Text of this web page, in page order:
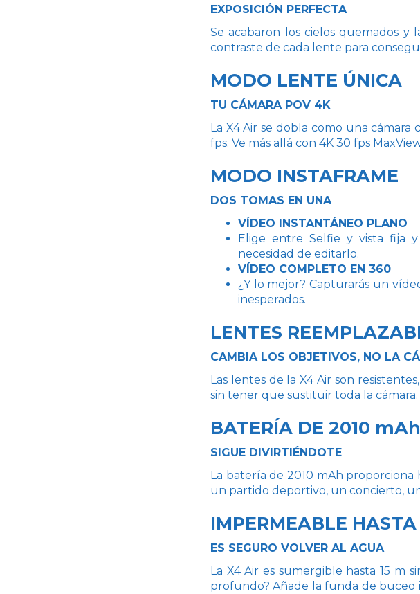
EXPOSICIÓN PERFECTA
Se acabaron los cielos quemados y
contraste de cada lente para
MODO LENTE ÚNICA
TU CÁMARA POV 4K
La X4 Air se dobla como una
fps. Ve más allá con 4K 30 fps
MODO INSTAFRAME
DOS TOMAS EN UNA
VÍDEO INSTANTÁNEO PLANO
Elige entre Selfie y vista fija
necesidad de editarlo.
VÍDEO COMPLETO EN 360
¿Y lo mejor? Capturarás un
inesperados.
LENTES
CAMBIA LOS OBJETIVOS, NO LA
Las lentes de la X4 Air son
sin tener que sustituir toda la cámara.
BATERÍA DE 2010 mAh
SIGUE DIVIRTIÉNDOTE
La batería de 2010 mAh
un partido deportivo, un concierto,
IMPERMEABLE HASTA
ES SEGURO VOLVER AL AGUA
La X4 Air es sumergible hasta 15 m
profundo? Añade la funda de buceo